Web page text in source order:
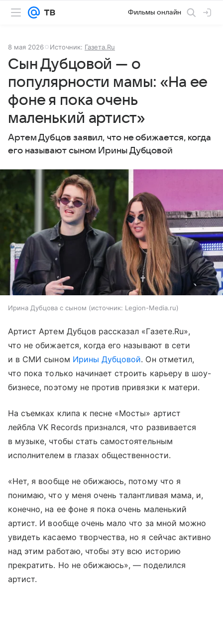
Фильмы онлайн
8 мая 2026 Источник: Газета.Ru
Сын Дубцовой — о
популярности мамы: «На ее
фоне я пока очень
маленький артист»
Артем Дубцов заявил, что не обижается, когда
его называют сыном Ирины Дубцовой
Ирина Дубцова с сыном источник: Legion-Media.ru
Артист Артем Дубцов рассказал «Газете.Ru»,
что не обижается, когда его называют в сети
и в СМИ сыном Ирины Дубцовой. Он отметил,
что пока только начинает строить карьеру в шоу-
бизнесе, поэтому не против привязки к матери.
На съемках клипа к песне «Мосты» артист
лейбла VK Records признался, что развивается
в музыке, чтобы стать самостоятельным
исполнителем в глазах общественности.
«Нет, я вообще не обижаюсь, потому что я
понимаю, что у меня очень талантливая мама, и,
конечно, на ее фоне я пока очень маленький
артист. И вообще очень мало что за мной можно
увидеть касаемо творчества, но я сейчас активно
над этим работаю, чтобы эту всю историю
прекратить. Но не обижаюсь», — поделился
артист.